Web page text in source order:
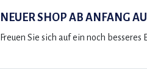
NEUER SHOP AB ANFANG
Freuen Sie sich auf ein noch